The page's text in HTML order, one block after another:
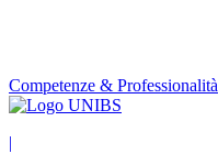
Competenze & Professionalità
|